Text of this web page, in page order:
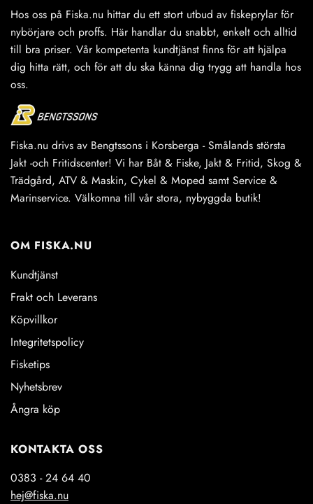
Hos oss på Fiska.nu hittar du ett stort utbud av fiskeprylar för
nybörjare och proffs. Här handlar du snabbt, enkelt och alltid
till bra priser. Vår kompetenta kundtjänst finns för att hjälpa
dig hitta rätt, och för att du ska känna dig trygg att handla hos
oss.
Fiska.nu drivs av Bengtssons i Korsberga - Smålands största
Jakt -och Fritidscenter! Vi har Båt & Fiske, Jakt & Fritid, Skog &
Trädgård, ATV & Maskin, Cykel & Moped samt Service &
Marinservice. Välkomna till vår stora, nybyggda butik!
OM FISKA.NU
Kundtjänst
Frakt och Leverans
Köpvillkor
Integritetspolicy
Fisketips
Nyhetsbrev
Ångra köp
KONTAKTA OSS
0383 - 24 64 40
hej@fiska.nu